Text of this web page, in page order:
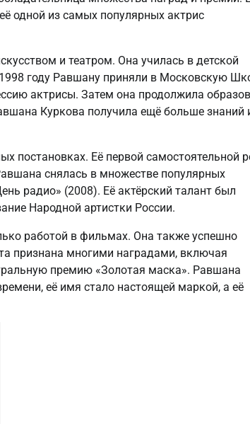
одной из самых популярных актрис
и театром. Она училась в детской
году Равшану приняли в Московскую
актрисы. Затем она продолжила
Куркова получила ещё больше знаний
постановках. Её первой самостоятельной
снялась в множестве популярных
радио» (2008). Её актёрский талант был
Народной артистки России.
работой в фильмах. Она также успешно
признана многими наградами, включая
премию «Золотая маска». Равшана
её имя стало настоящей маркой, а её